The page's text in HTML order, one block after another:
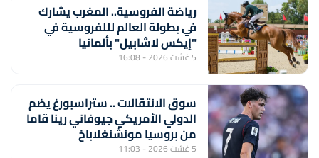
رياضة الفروسية.. المغرب يشارك
في بطولة العالم لللفروسية في
"إيكس لاشابيل" بألمانيا
5 غشت 2026 - 16:08
سوق الانتقالات .. ستراسبورغ يضم
الدولي الأمريكي جيوفاني رينا قاما
من بروسيا مونشنغلاباخ
5 غشت 2026 - 11:03